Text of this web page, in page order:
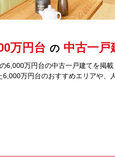
万円台 の 中古一戸
6,000万円台の中古一戸建てを掲載
6,000万円台のおすすめエリアや、